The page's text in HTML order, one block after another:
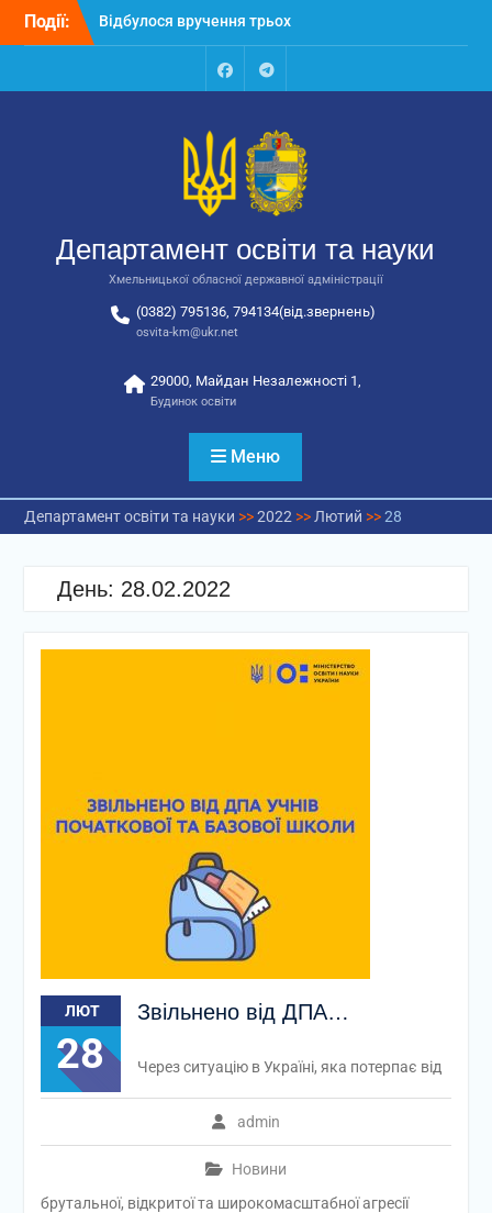
Перейти
Події:
Відбулося вручення трьох
автобусів для потреб
Відбулося засідання
освіти та науки обласної
державної адміністрації
Відбулась обласна
національно-патріотичне
виховання
FacebookTalegram
Департамент освіти та науки
Хмельницької обласної державної адміністрації
(0382) 795136, 794134(від.звернень)
osvita-km@ukr.net
29000, Майдан Незалежності 1,
Будинок освіти
Меню
Департамент освіти та науки >>2022 >> Лютий >>28
День: 28.02.2022
ЛЮТ
28
Звільнено від ДПА…
admin
Новини
Через ситуацію в Україні, яка потерпає від
брутальної, відкритої та широкомасштабної агресії